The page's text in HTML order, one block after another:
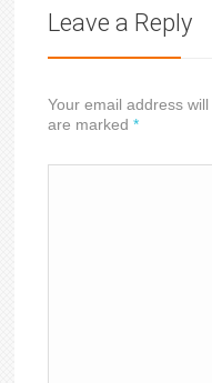
Leave a Reply
Your email address
are marked*